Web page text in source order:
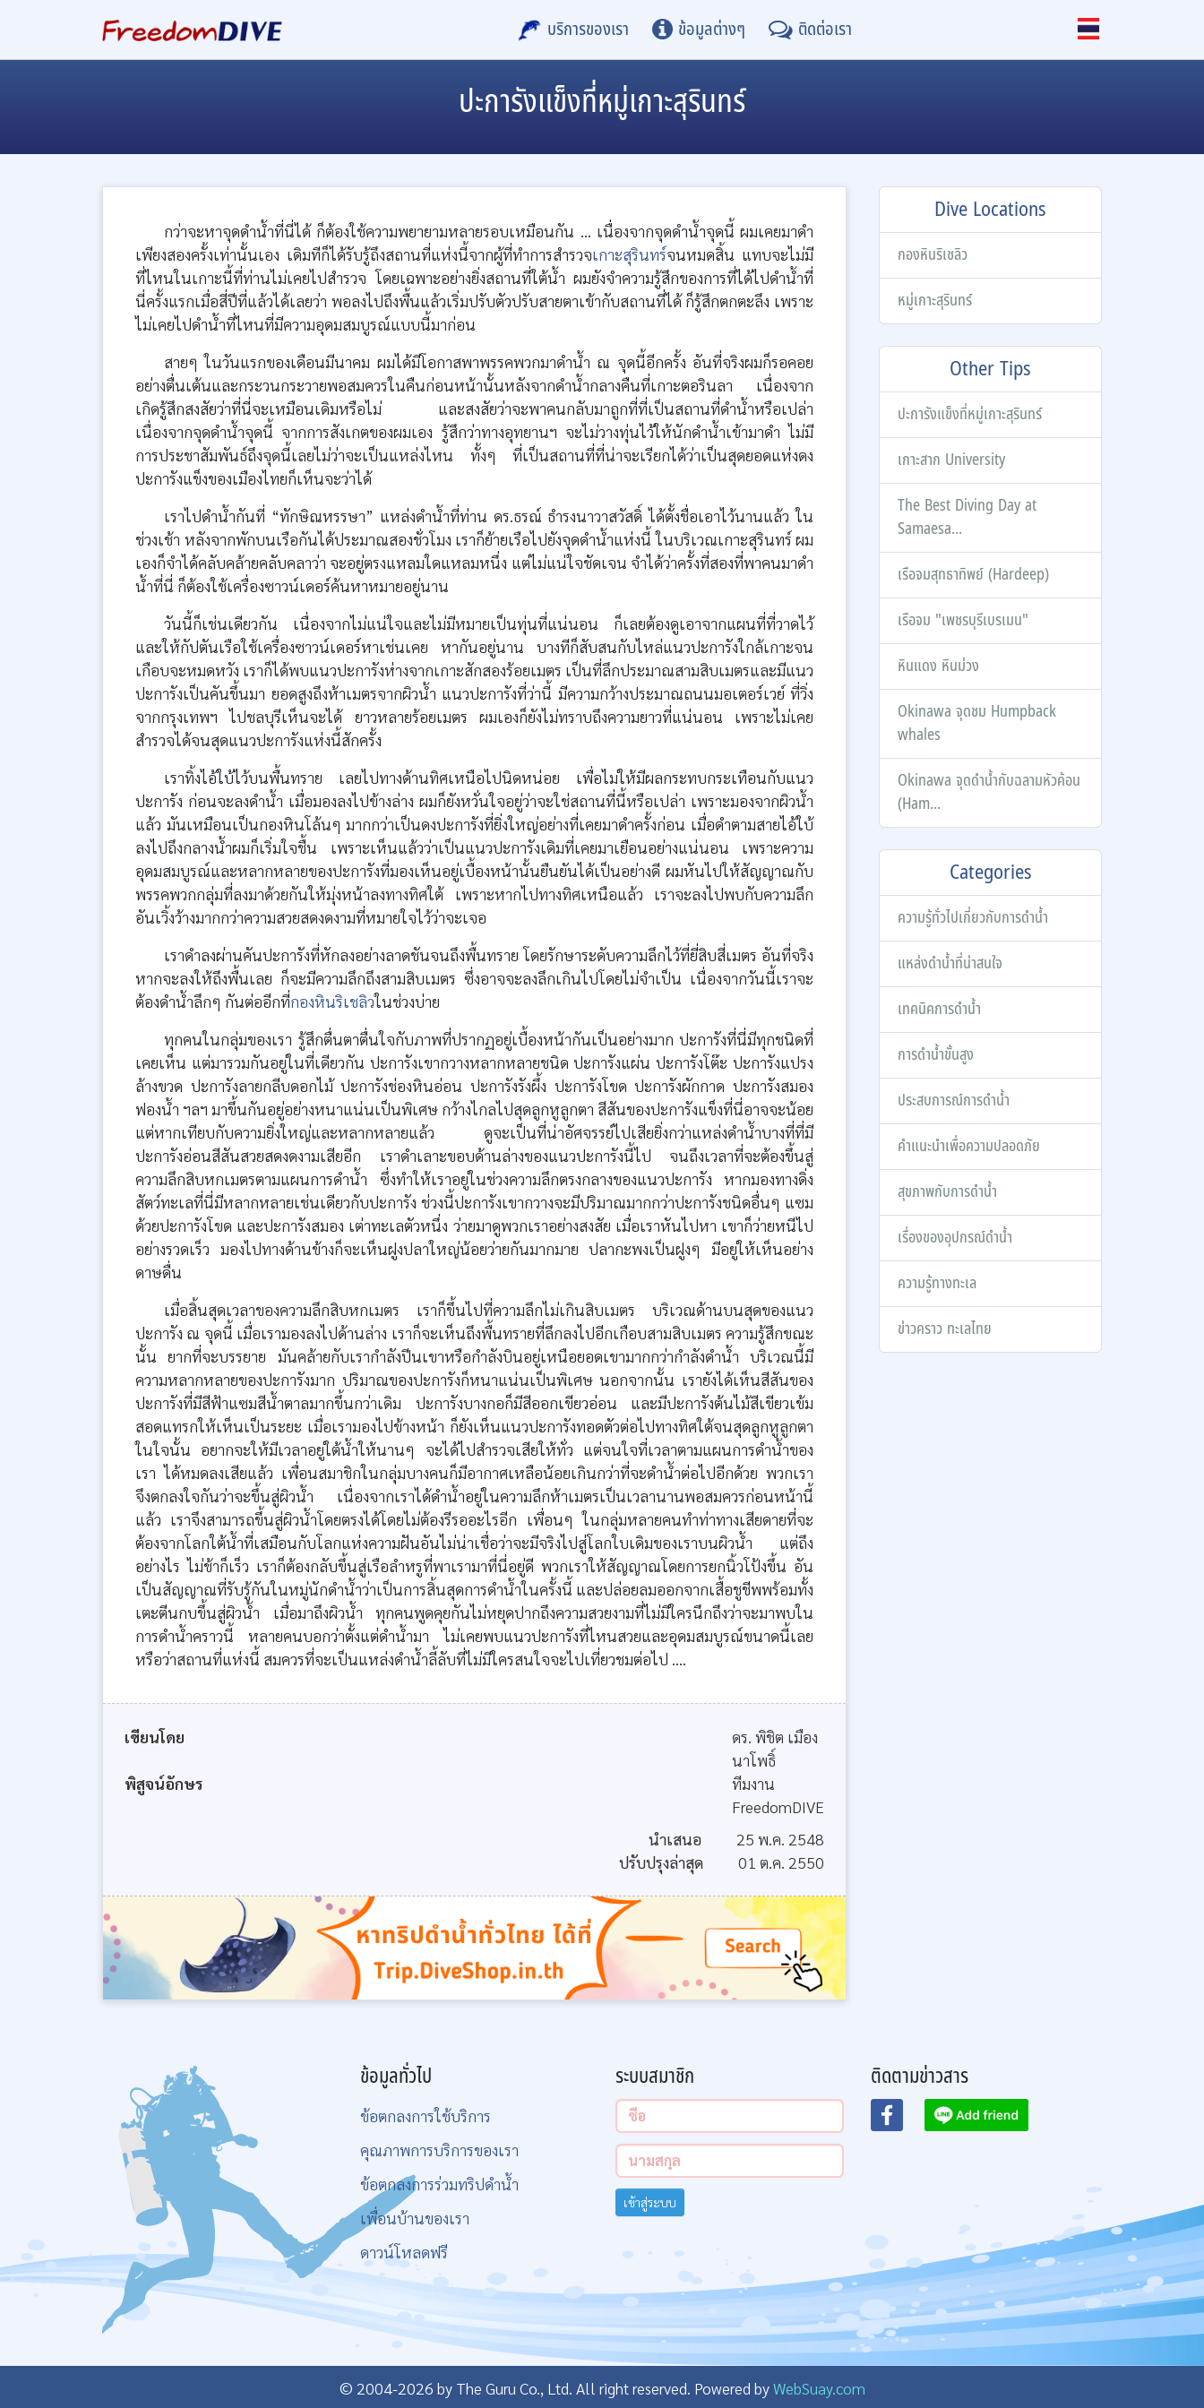
บริการของเรา ข้อมูลต่างๆ ติดต่อเรา
ปะการังแข็งที่หมู่เกาะสุรินทร์
Dive Locations
กองหินริเชลิว
หมู่เกาะสุรินทร์
Other Tips
ปะการังแข็งที่หมู่เกาะสุรินทร์
เกาะสาก University
The Best Diving Day at
Samaesa...
เรือจมสุทธาทิพย์ (Hardeep)
เรือจม "เพชรบุรีเบรเมน"
หินแดง หินม่วง
Okinawa จุดชม Humpback
whales
Okinawa จุดดำน้ำกับฉลามหัวค้อน
(Ham...
Categories
ความรู้ทั่วไปเกี่ยวกับการดำน้ำ
แหล่งดำน้ำที่น่าสนใจ
เทคนิคการดำน้ำ
การดำน้ำขั้นสูง
ประสบการณ์การดำน้ำ
คำแนะนำเพื่อความปลอดภัย
สุขภาพกับการดำน้ำ
เรื่องของอุปกรณ์ดำน้ำ
ความรู้ทางทะเล
ข่าวคราว ทะเลไทย
กว่าจะหาจุดดำน้ำที่นี่ได้ ก็ต้องใช้ความพยายามหลายรอบเหมือนกัน ... เนื่องจากจุดดำน้ำจุดนี้ ผมเคยมาดำ
เพียงสองครั้งเท่านั้นเอง เดิมทีก็ได้รับรู้ถึงสถานที่แห่งนี้จากผู้ที่ทำการสำรวจเกาะสุรินทร์จนหมดสิ้น แทบจะไม่มี
ที่ไหนในเกาะนี้ที่ท่านไม่เคยไปสำรวจ โดยเฉพาะอย่างยิ่งสถานที่ใต้น้ำ ผมยังจำความรู้สึกของการที่ได้ไปดำน้ำที่
นี่ครั้งแรกเมื่อสี่ปีที่แล้วได้เลยว่า พอลงไปถึงพื้นแล้วเริ่มปรับตัวปรับสายตาเข้ากับสถานที่ได้ ก็รู้สึกตกตะลึง เพราะ
ไม่เคยไปดำน้ำที่ไหนที่มีความอุดมสมบูรณ์แบบนี้มาก่อน
สายๆ ในวันแรกของเดือนมีนาคม ผมได้มีโอกาสพาพรรคพวกมาดำน้ำ ณ จุดนี้อีกครั้ง อันที่จริงผมก็รอคอย
อย่างตื่นเต้นและกระวนกระวายพอสมควรในคืนก่อนหน้านั้นหลังจากดำน้ำกลางคืนที่เกาะตอรินลา เนื่องจาก
เกิดรู้สึกสงสัยว่าที่นี่จะเหมือนเดิมหรือไม่ และสงสัยว่าจะพาคนกลับมาถูกที่ที่เป็นสถานที่ดำน้ำหรือเปล่า
เนื่องจากจุดดำน้ำจุดนี้ จากการสังเกตของผมเอง รู้สึกว่าทางอุทยานฯ จะไม่วางทุ่นไว้ให้นักดำน้ำเข้ามาดำ ไม่มี
การประชาสัมพันธ์ถึงจุดนี้เลยไม่ว่าจะเป็นแหล่งไหน ทั้งๆ ที่เป็นสถานที่ที่น่าจะเรียกได้ว่าเป็นสุดยอดแห่งดง
ปะการังแข็งของเมืองไทยก็เห็นจะว่าได้
เราไปดำน้ำกันที่ “ทักษิณหรรษา” แหล่งดำน้ำที่ท่าน ดร.ธรณ์ ธำรงนาวาสวัสดิ์ ได้ตั้งชื่อเอาไว้นานแล้ว ใน
ช่วงเช้า หลังจากพักบนเรือกันได้ประมาณสองชั่วโมง เราก็ย้ายเรือไปยังจุดดำน้ำแห่งนี้ ในบริเวณเกาะสุรินทร์ ผม
เองก็จำได้คลับคล้ายคลับคลาว่า จะอยู่ตรงแหลมใดแหลมหนึ่ง แต่ไม่แน่ใจชัดเจน จำได้ว่าครั้งที่สองที่พาคนมาดำ
น้ำที่นี่ ก็ต้องใช้เครื่องซาวน์เดอร์ค้นหาหมายอยู่นาน
วันนี้ก็เช่นเดียวกัน เนื่องจากไม่แน่ใจและไม่มีหมายเป็นทุ่นที่แน่นอน ก็เลยต้องดูเอาจากแผนที่ที่วาดไว้
และให้กัปตันเรือใช้เครื่องซาวน์เดอร์หาเช่นเคย หากันอยู่นาน บางทีก็สับสนกับไหล่แนวปะการังใกล้เกาะจน
เกือบจะหมดหวัง เราก็ได้พบแนวปะการังห่างจากเกาะสักสองร้อยเมตร เป็นที่ลึกประมาณสามสิบเมตรและมีแนว
ปะการังเป็นคันขึ้นมา ยอดสูงถึงห้าเมตรจากผิวน้ำ แนวปะการังที่ว่านี้ มีความกว้างประมาณถนนมอเตอร์เวย์ ที่วิ่ง
จากกรุงเทพฯ ไปชลบุรีเห็นจะได้ ยาวหลายร้อยเมตร ผมเองก็ยังไม่ทราบถึงความยาวที่แน่นอน เพราะไม่เคย
สำรวจได้จนสุดแนวปะการังแห่งนี้สักครั้ง
เราทิ้งไอ้ใบ้ไว้บนพื้นทราย เลยไปทางด้านทิศเหนือไปนิดหน่อย เพื่อไม่ให้มีผลกระทบกระเทือนกับแนว
ปะการัง ก่อนจะลงดำน้ำ เมื่อมองลงไปข้างล่าง ผมก็ยังหวั่นใจอยู่ว่าจะใช่สถานที่นี้หรือเปล่า เพราะมองจากผิวน้ำ
แล้ว มันเหมือนเป็นกองหินโล้นๆ มากกว่าเป็นดงปะการังที่ยิ่งใหญ่อย่างที่เคยมาดำครั้งก่อน เมื่อดำตามสายไอ้ใบ้
ลงไปถึงกลางน้ำผมก็เริ่มใจชื้น เพราะเห็นแล้วว่าเป็นแนวปะการังเดิมที่เคยมาเยือนอย่างแน่นอน เพราะความ
อุดมสมบูรณ์และหลากหลายของปะการังที่มองเห็นอยู่เบื้องหน้านั้นยืนยันได้เป็นอย่างดี ผมหันไปให้สัญญาณกับ
พรรคพวกกลุ่มที่ลงมาด้วยกันให้มุ่งหน้าลงทางทิศใต้ เพราะหากไปทางทิศเหนือแล้ว เราจะลงไปพบกับความลึก
อันเวิ้งว้างมากกว่าความสวยสดงดงามที่หมายใจไว้ว่าจะเจอ
เราดำลงผ่านคันปะการังที่หักลงอย่างลาดชันจนถึงพื้นทราย โดยรักษาระดับความลึกไว้ที่ยี่สิบสี่เมตร อันที่จริง
หากจะลงให้ถึงพื้นเลย ก็จะมีความลึกถึงสามสิบเมตร ซึ่งอาจจะลงลึกเกินไปโดยไม่จำเป็น เนื่องจากวันนี้เราจะ
ต้องดำน้ำลึกๆ กันต่ออีกที่กองหินริเชลิวในช่วงบ่าย
ทุกคนในกลุ่มของเรา รู้สึกตื่นตาตื่นใจกับภาพที่ปรากฏอยู่เบื้องหน้ากันเป็นอย่างมาก ปะการังที่นี่มีทุกชนิดที่
เคยเห็น แต่มารวมกันอยู่ในที่เดียวกัน ปะการังเขากวางหลากหลายชนิด ปะการังแผ่น ปะการังโต๊ะ ปะการังแปรง
ล้างขวด ปะการังลายกลีบดอกไม้ ปะการังช่องหินอ่อน ปะการังรังผึ้ง ปะการังโขด ปะการังผักกาด ปะการังสมอง
ฟองน้ำ ฯลฯ มาขึ้นกันอยู่อย่างหนาแน่นเป็นพิเศษ กว้างไกลไปสุดลูกหูลูกตา สีสันของปะการังแข็งที่นี่อาจจะน้อย
แต่หากเทียบกับความยิ่งใหญ่และหลากหลายแล้ว ดูจะเป็นที่น่าอัศจรรย์ไปเสียยิ่งกว่าแหล่งดำน้ำบางที่ที่มี
ปะการังอ่อนสีสันสวยสดงดงามเสียอีก เราดำเลาะขอบด้านล่างของแนวปะการังนี้ไป จนถึงเวลาที่จะต้องขึ้นสู่
ความลึกสิบหกเมตรตามแผนการดำน้ำ ซึ่งทำให้เราอยู่ในช่วงความลึกตรงกลางของแนวปะการัง หากมองทางดิ่ง
สัตว์ทะเลที่นี่มีหลากหลายเช่นเดียวกับปะการัง ช่วงนี้ปะการังเขากวางจะมีปริมาณมากกว่าปะการังชนิดอื่นๆ แซม
ด้วยปะการังโขด และปะการังสมอง เต่าทะเลตัวหนึ่ง ว่ายมาดูพวกเราอย่างสงสัย เมื่อเราหันไปหา เขาก็ว่ายหนีไป
อย่างรวดเร็ว มองไปทางด้านข้างก็จะเห็นฝูงปลาใหญ่น้อยว่ายกันมากมาย ปลากะพงเป็นฝูงๆ มีอยู่ให้เห็นอย่าง
ดาษดื่น
เมื่อสิ้นสุดเวลาของความลึกสิบหกเมตร เราก็ขึ้นไปที่ความลึกไม่เกินสิบเมตร บริเวณด้านบนสุดของแนว
ปะการัง ณ จุดนี้ เมื่อเรามองลงไปด้านล่าง เราก็จะเห็นถึงพื้นทรายที่ลึกลงไปอีกเกือบสามสิบเมตร ความรู้สึกขณะ
นั้น ยากที่จะบรรยาย มันคล้ายกับเรากำลังปีนเขาหรือกำลังบินอยู่เหนือยอดเขามากกว่ากำลังดำน้ำ บริเวณนี้มี
ความหลากหลายของปะการังมาก ปริมาณของปะการังก็หนาแน่นเป็นพิเศษ นอกจากนั้น เรายังได้เห็นสีสันของ
ปะการังที่มีสีฟ้าแซมสีน้ำตาลมากขึ้นกว่าเดิม ปะการังบางกอก็มีสีออกเขียวอ่อน และมีปะการังต้นไม้สีเขียวเข้ม
สอดแทรกให้เห็นเป็นระยะ เมื่อเรามองไปข้างหน้า ก็ยังเห็นแนวปะการังทอดตัวต่อไปทางทิศใต้จนสุดลูกหูลูกตา
ในใจนั้น อยากจะให้มีเวลาอยู่ใต้น้ำให้นานๆ จะได้ไปสำรวจเสียให้ทั่ว แต่จนใจที่เวลาตามแผนการดำน้ำของ
เรา ได้หมดลงเสียแล้ว เพื่อนสมาชิกในกลุ่มบางคนก็มีอากาศเหลือน้อยเกินกว่าที่จะดำน้ำต่อไปอีกด้วย พวกเรา
จึงตกลงใจกันว่าจะขึ้นสู่ผิวน้ำ เนื่องจากเราได้ดำน้ำอยู่ในความลึกห้าเมตรเป็นเวลานานพอสมควรก่อนหน้านี้
แล้ว เราจึงสามารถขึ้นสู่ผิวน้ำโดยตรงได้โดยไม่ต้องรีรออะไรอีก เพื่อนๆ ในกลุ่มหลายคนทำท่าทางเสียดายที่จะ
ต้องจากโลกใต้น้ำที่เสมือนกับโลกแห่งความฝันอันไม่น่าเชื่อว่าจะมีจริงไปสู่โลกใบเดิมของเราบนผิวน้ำ แต่ถึง
อย่างไร ไม่ช้าก็เร็ว เราก็ต้องกลับขึ้นสู่เรือลำหรูที่พาเรามาที่นี่อยู่ดี พวกเราให้สัญญาณโดยการยกนิ้วโป้งขึ้น อัน
เป็นสัญญาณที่รับรู้กันในหมู่นักดำน้ำว่าเป็นการสิ้นสุดการดำน้ำในครั้งนี้ และปล่อยลมออกจากเสื้อชูชีพพร้อมทั้ง
เตะตีนกบขึ้นสู่ผิวน้ำ เมื่อมาถึงผิวน้ำ ทุกคนพูดคุยกันไม่หยุดปากถึงความสวยงามที่ไม่มีใครนึกถึงว่าจะมาพบใน
การดำน้ำคราวนี้ หลายคนบอกว่าตั้งแต่ดำน้ำมา ไม่เคยพบแนวปะการังที่ไหนสวยและอุดมสมบูรณ์ขนาดนี้เลย
หรือว่าสถานที่แห่งนี้ สมควรที่จะเป็นแหล่งดำน้ำลี้ลับที่ไม่มีใครสนใจจะไปเที่ยวชมต่อไป ....
เขียนโดย
ดร. พิชิต เมือง
นาโพธิ์
พิสูจน์อักษร
ทีมงาน
FreedomDIVE
นำเสนอ
25 พ.ค. 2548
ปรับปรุงล่าสุด
01 ต.ค. 2550
ข้อมูลทั่วไป
ข้อตกลงการใช้บริการ
คุณภาพการบริการของเรา
ข้อตกลงการร่วมทริปดำน้ำ
เพื่อนบ้านของเรา
ดาวน์โหลดฟรี
ระบบสมาชิก
เข้าสู่ระบบ
ติดตามข่าวสาร
© 2004-2026 by The Guru Co., Ltd. All right reserved. Powered byWebSuay.com